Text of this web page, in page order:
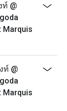
ท์ @
Marquis
ท์ @
Marquis